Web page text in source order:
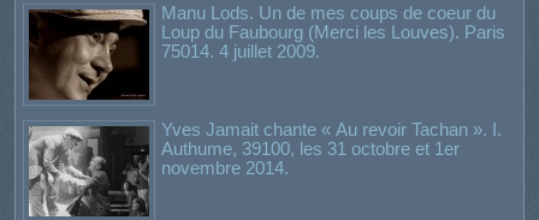
Manu Lods. Un de mes coups de coeur du
Loup du Faubourg (Merci les Louves). Paris
75014. 4 juillet 2009.
Yves Jamait chante « Au revoir Tachan ». I.
Authume, 39100, les 31 octobre et 1er
novembre 2014.